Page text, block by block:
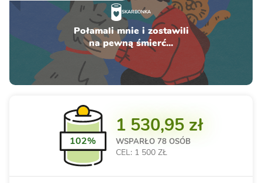
SKARBONKA
Połamali mnie i zostawili
na pewną śmierć...
102%
1 530,95 zł
WSPARŁO 78 OSÓB
CEL: 1 500 ZŁ